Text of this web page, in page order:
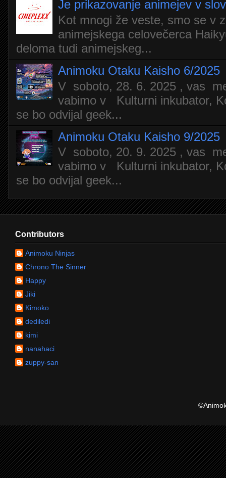
Je prikazovanje animejev v
Kot mnogi že veste, smo se v
animejskega celovečerca
deloma tudi animejskeg...
Animoku Otaku Kaisho 6/2025
V soboto, 28. 6. 2025 , vas
vabimo v Kulturni inkubator,
se bo odvijal geek...
Animoku Otaku Kaisho 9/2025
V soboto, 20. 9. 2025 , vas
vabimo v Kulturni inkubator,
se bo odvijal geek...
Contributors
Animoku Ninjas
Chrono The Sinner
Happy
Jiki
Kimoko
dediledi
kimi
nanahaci
zuppy-san